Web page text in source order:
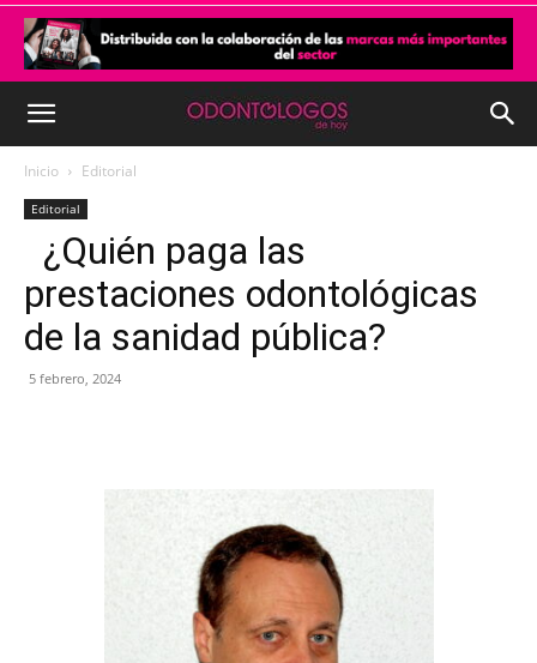
Inicio Editorial
Editorial
¿Quién paga las
prestaciones odontológicas
de la sanidad pública?
5 febrero, 2024